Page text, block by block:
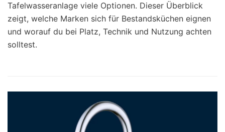
Tafelwasseranlage viele Optionen. Dieser Überblick
zeigt, welche Marken sich für Bestandsküchen eignen
und worauf du bei Platz, Technik und Nutzung achten
solltest.